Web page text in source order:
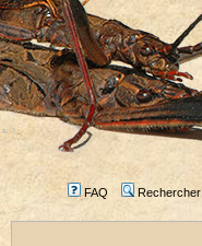
FAQ Rechercher